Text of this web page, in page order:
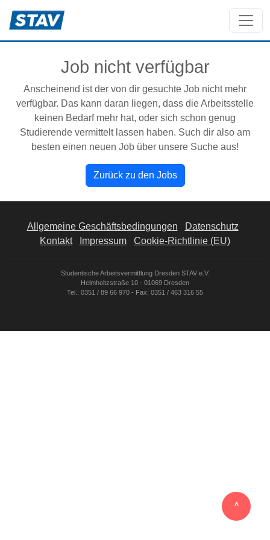
‸
Job nicht verfügbar
Anscheinend ist der von dir gesuchte Job nicht mehr
verfügbar. Das kann daran liegen, dass die Arbeitsstelle
keinen Bedarf mehr hat, oder sich schon genug
Studierende vermittelt lassen haben. Such dir also am
besten einen neuen Job über unsere Suche aus!
Zurück zu den Jobs
Allgemeine Geschäftsbedingungen
Datenschutz
Kontakt
Impressum Cookie-Richtlinie (EU)
Studentische Arbeitsvermittlung Dresden STAV e.V.
Helmholtzstraße 10 - 01069 Dresden
Tel.: 0351 / 89 66 970 - Fax: 0351 / 463 316 55